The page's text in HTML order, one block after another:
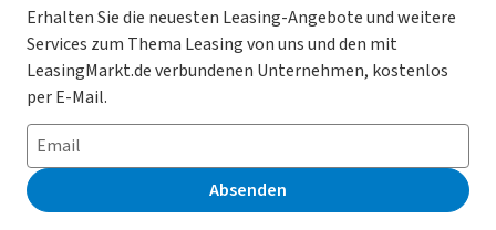
Kooperation mit AutoScout24
AGB
Datenschutz
Impressum
Erklärung zur Barrierefreiheit
Presse
Magazin
Datenschutz-Einstellungen
So funktioniert’s
Häufig gestellte Fragen
Leasing-Lexikon
Auto-Tests
Gebrauchtwagen Leasing
Leasing ohne Anzahlung
E-Auto Leasing
Privatleasing
Leasing-Vergleiche
Herstellerverzeichnis
Erhalten Sie die neuesten Leasing-Angebote und weitere
Services zum Thema Leasing von uns und den mit
LeasingMarkt.de verbundenen Unternehmen, kostenlos
per E-Mail.
Absenden